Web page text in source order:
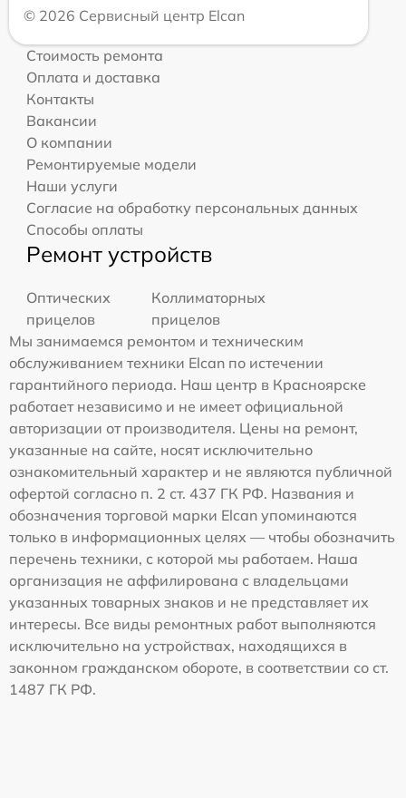
© 2026 Сервисный центр Elcan
Стоимость ремонта
Оплата и доставка
Контакты
Вакансии
О компании
Ремонтируемые модели
Наши услуги
Согласие на обработку персональных данных
Способы оплаты
Ремонт устройств
Оптических
прицелов
Коллиматорных
прицелов
Мы занимаемся ремонтом и техническим
обслуживанием техники Elcan по истечении
гарантийного периода. Наш центр в Красноярске
работает независимо и не имеет официальной
авторизации от производителя. Цены на ремонт,
указанные на сайте, носят исключительно
ознакомительный характер и не являются публичной
офертой согласно п. 2 ст. 437 ГК РФ. Названия и
обозначения торговой марки Elcan упоминаются
только в информационных целях — чтобы обозначить
перечень техники, с которой мы работаем. Наша
организация не аффилирована с владельцами
указанных товарных знаков и не представляет их
интересы. Все виды ремонтных работ выполняются
исключительно на устройствах, находящихся в
законном гражданском обороте, в соответствии со ст.
1487 ГК РФ.